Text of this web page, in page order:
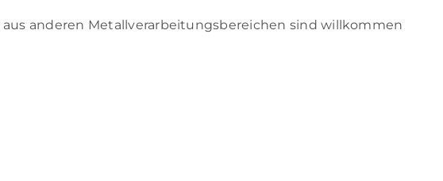
anderen Metallverarbeitungsbereichen sind willkommen